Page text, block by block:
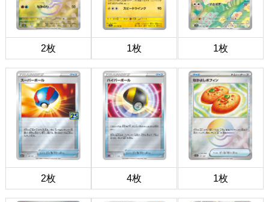
2枚 1枚 1枚
2枚 4枚 1枚